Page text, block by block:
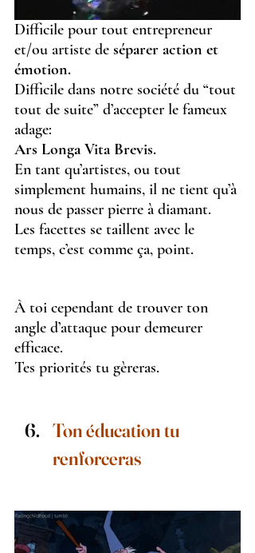
Difficile pour tout entrepreneur
et/ou artiste de séparer action et
émotion.
Difficile dans notre société du “tout
tout de suite” d’accepter le fameux
adage:
Ars Longa Vita Brevis.
En tant qu’artistes, ou tout
simplement humains, il ne tient qu’à
nous de passer pierre à diamant.
Les facettes se taillent avec le
temps, c’est comme ça, point.
À toi cependant de trouver ton
angle d’attaque pour demeurer
efficace.
Tes priorités tu gèreras.
Ton éducation tu
renforceras